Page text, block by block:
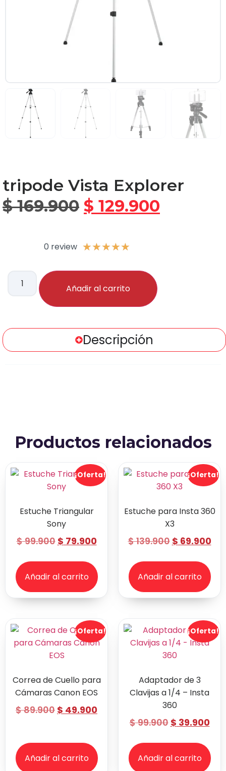
tripode Vista Explorer
$169.900 $ 129.900
0 review ★★★★★
Añadir al carrito
Descripción
Productos relacionados
¡Oferta!
Estuche Triangular
Sony
$99.900 $ 79.900
Añadir al carrito
¡Oferta!
Estuche para Insta 360
X3
$139.900 $ 69.900
Añadir al carrito
¡Oferta!
Correa de Cuello para
Cámaras Canon EOS
$89.900 $ 49.900
Añadir al carrito
¡Oferta!
Adaptador de 3
Clavijas a 1/4 – Insta
360
$99.900 $ 39.900
Añadir al carrito